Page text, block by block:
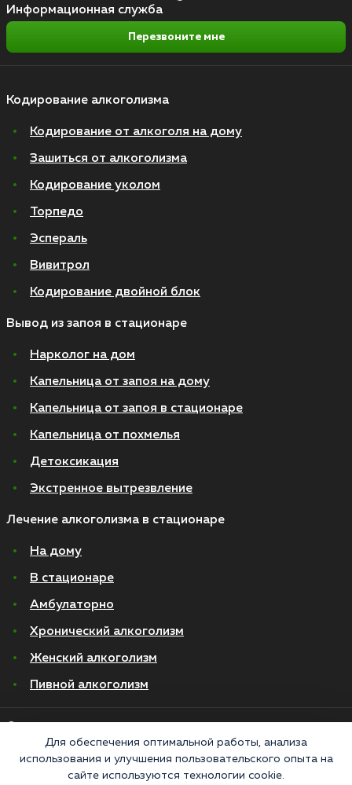
Кодирование алкоголизма
Кодирование от алкоголя на дому
Зашиться от алкоголизма
Кодирование уколом
Торпедо
Эспераль
Вивитрол
Кодирование двойной блок
Вывод из запоя в стационаре
Нарколог на дом
Капельница от запоя на дому
Капельница от запоя в стационаре
Капельница от похмелья
Детоксикация
Экстренное вытрезвление
Лечение алкоголизма в стационаре
На дому
В стационаре
Амбулаторно
Хронический алкоголизм
Женский алкоголизм
Пивной алкоголизм
Информационная служба
Перезвоните мне
Политика конфиденциальности
Для обеспечения оптимальной работы, анализа
использования и улучшения пользовательского опыта на
сайте используются технологии cookie.